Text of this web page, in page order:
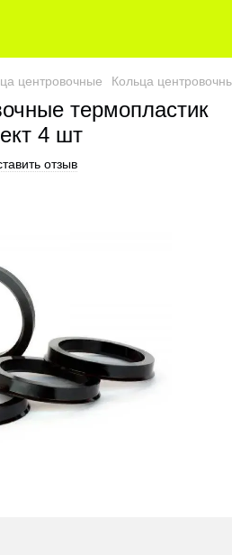
центровочные Кольца
термопластик
4 шт
отзыв